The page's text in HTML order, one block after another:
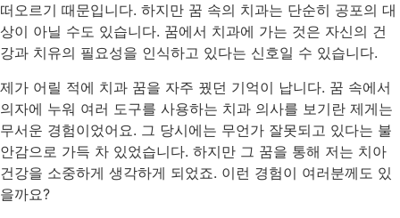
떠오르기 때문입니다. 하지만 꿈 속의 치과는 단순히 공포의 대
상이 아닐 수도 있습니다. 꿈에서 치과에 가는 것은 자신의 건
강과 치유의 필요성을 인식하고 있다는 신호일 수 있습니다.
제가 어릴 적에 치과 꿈을 자주 꿨던 기억이 납니다. 꿈 속에서
의자에 누워 여러 도구를 사용하는 치과 의사를 보기란 제게는
무서운 경험이었어요. 그 당시에는 무언가 잘못되고 있다는 불
안감으로 가득 차 있었습니다. 하지만 그 꿈을 통해 저는 치아
건강을 소중하게 생각하게 되었죠. 이런 경험이 여러분께도 있
을까요?